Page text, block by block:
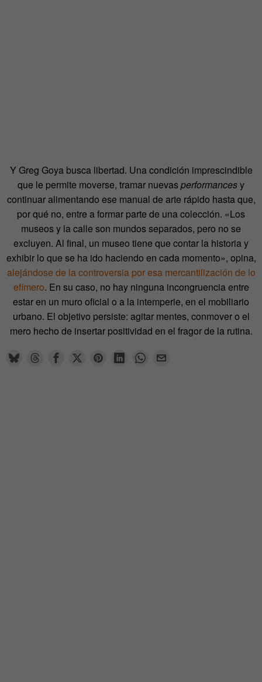
Y Greg Goya busca libertad. Una condición imprescindible
que le permite moverse, tramar nuevasperformancesy
continuar alimentando ese manual de arte rápido hasta que,
por qué no, entre a formar parte de una colección. «Los
museos y la calle son mundos separados, pero no se
excluyen. Al final, un museo tiene que contar la historia y
exhibir lo que se ha ido haciendo en cada momento», opina,
alejándose de la controversia por esa mercantilización de lo
efímero. En su caso, no hay ninguna incongruencia entre
estar en un muro oficial o a la intemperie, en el mobiliario
urbano. El objetivo persiste: agitar mentes, conmover o el
mero hecho de insertar positividad en el fragor de la rutina.